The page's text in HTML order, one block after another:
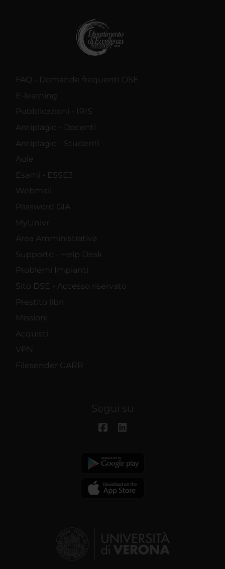
FAQ - Domande frequenti DSE
E-learning
Pubblicazioni - IRIS
Antiplagio - Docenti
Antiplagio - Studenti
Aule
Esami - ESSE3
Webmail
Password GIA
MyUnivr
Area Amministrativa
Supporto - Help Desk
Problemi Impianti
Sito DSE - Accesso riservato
Prestito libri
Missioni
Acquisti
VPN
Filesender GARR
Segui su